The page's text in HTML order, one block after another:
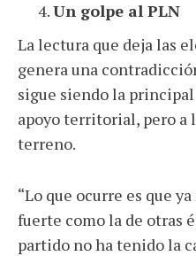
Un golpe al PLN
La lectura que deja las
genera una
sigue siendo la
apoyo territorial, pero a
terreno.
“Lo que ocurre es que
fuerte como la de otras
partido no ha tenido la